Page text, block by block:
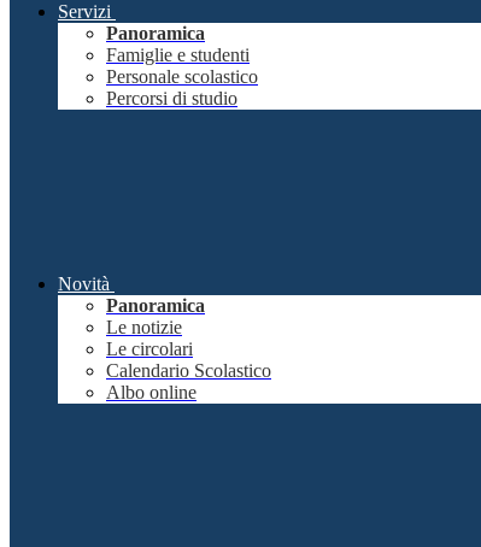
Servizi
Panoramica
Famiglie e studenti
Personale scolastico
Percorsi di studio
Novità
Panoramica
Le notizie
Le circolari
Calendario Scolastico
Albo online